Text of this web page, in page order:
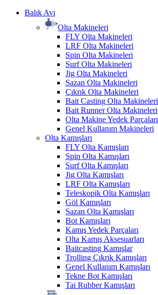
Balık Avı
Olta Makineleri
FLY Olta Makineleri
LRF Olta Makineleri
Spin Olta Makineleri
Surf Olta Makineleri
Jig Olta Makineleri
Sazan Olta Makineleri
Çıkrık Olta Makineleri
Bait Casting Olta Makineleri
Bait Runner Olta Makineleri
Olta Makine Yedek Parçaları
Genel Kullanım Makineleri
Olta Kamışları
FLY Olta Kamışları
Spin Olta Kamışları
Surf Olta Kamışları
Jig Olta Kamışları
LRF Olta Kamışları
Teleskopik Olta Kamışları
Göl Kamışları
Sazan Olta Kamışları
Bot Kamışları
Kamış Yedek Parçaları
Olta Kamış Aksesuarları
Baitcasting Kamışlar
Trolling Çıkrık Kamışları
Genel Kullanım Kamışları
Tekne Bot Kamışları
Tai Rubber Kamışları